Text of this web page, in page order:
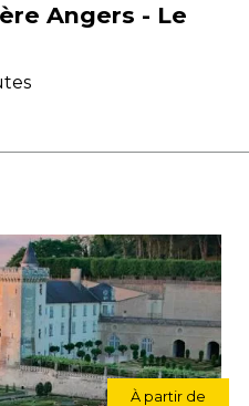
Angers - Le
À partir de